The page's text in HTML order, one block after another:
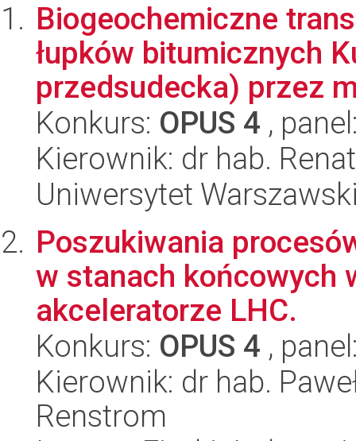
Biogeochemiczne
łupków bitumicznych
przedsudecka) przez
Konkurs: OPUS 4 ,
Kierownik: dr hab.
Uniwersytet
Poszukiwania
w stanach końcowych
akceleratorze LHC.
Konkurs: OPUS 4 ,
Kierownik: dr hab.
Renstrom